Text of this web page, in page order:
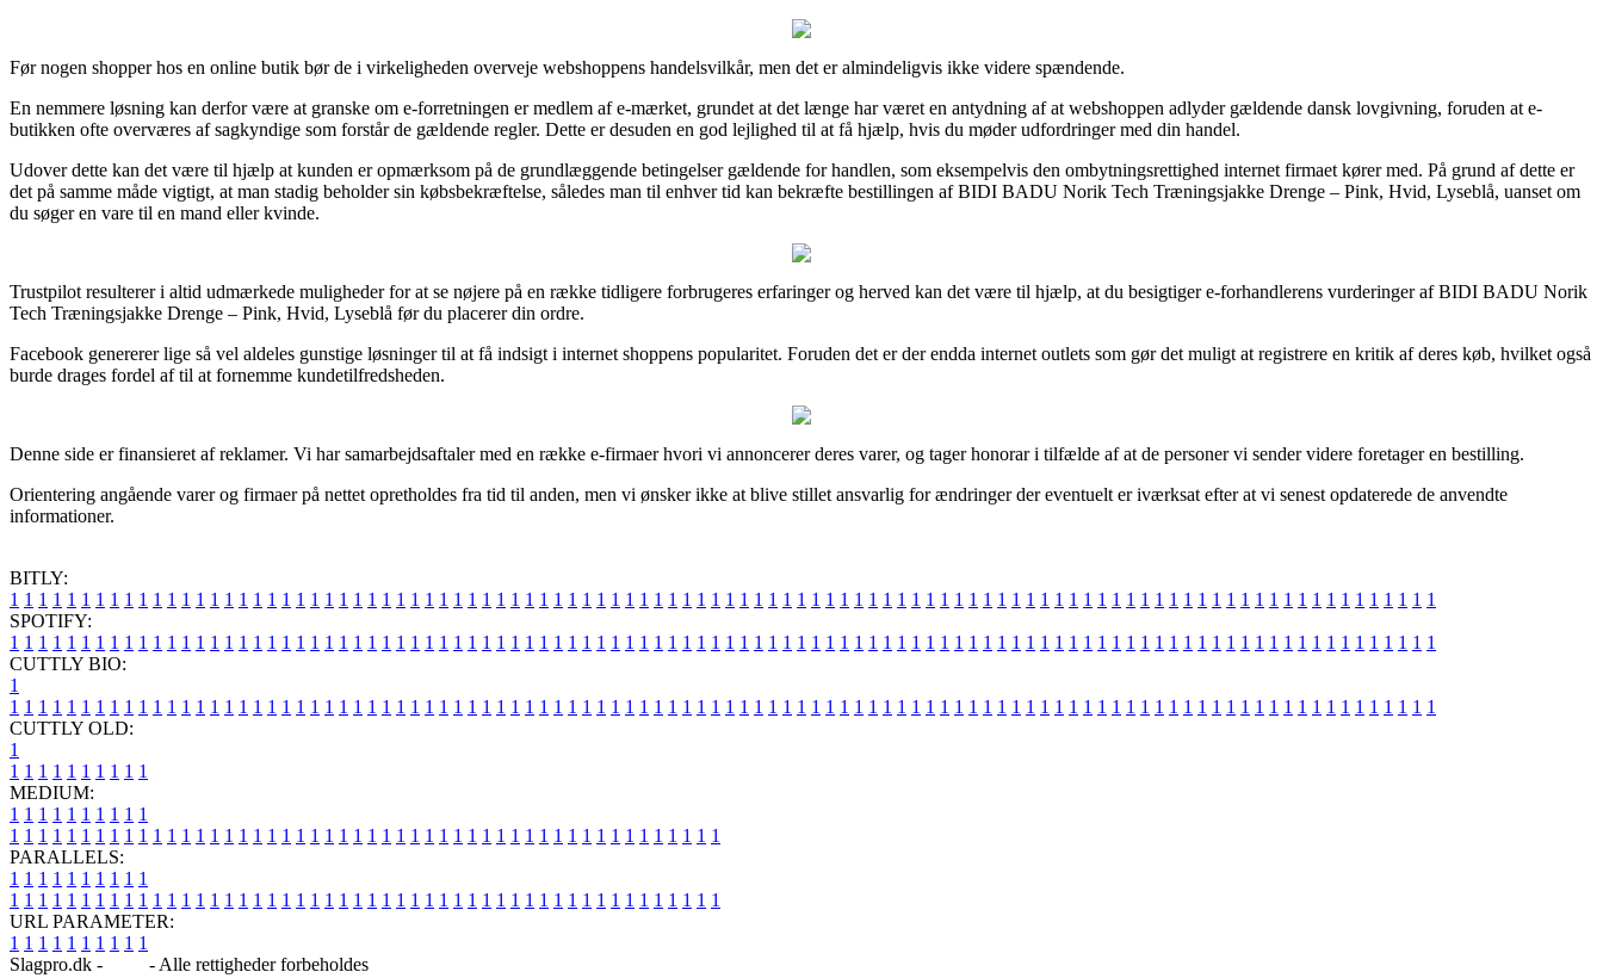
Før nogen shopper hos en online butik bør de i virkeligheden overveje webshoppens handelsvilkår, men det er almindeligvis ikke videre spændende.
En nemmere løsning kan derfor være at granske om e-forretningen er medlem af e-mærket, grundet at det længe har været en antydning af at webshoppen adlyder gældende dansk lovgivning, foruden at e-
butikken ofte overværes af sagkyndige som forstår de gældende regler. Dette er desuden en god lejlighed til at få hjælp, hvis du møder udfordringer med din handel.
Udover dette kan det være til hjælp at kunden er opmærksom på de grundlæggende betingelser gældende for handlen, som eksempelvis den ombytningsrettighed internet firmaet kører med. På grund af dette er
det på samme måde vigtigt, at man stadig beholder sin købsbekræftelse, således man til enhver tid kan bekræfte bestillingen af BIDI BADU Norik Tech Træningsjakke Drenge – Pink, Hvid, Lyseblå, uanset om
du søger en vare til en mand eller kvinde.
Trustpilot resulterer i altid udmærkede muligheder for at se nøjere på en række tidligere forbrugeres erfaringer og herved kan det være til hjælp, at du besigtiger e-forhandlerens vurderinger af BIDI BADU Norik
Tech Træningsjakke Drenge – Pink, Hvid, Lyseblå før du placerer din ordre.
Facebook genererer lige så vel aldeles gunstige løsninger til at få indsigt i internet shoppens popularitet. Foruden det er der endda internet outlets som gør det muligt at registrere en kritik af deres køb, hvilket også
burde drages fordel af til at fornemme kundetilfredsheden.
Denne side er finansieret af reklamer. Vi har samarbejdsaftaler med en række e-firmaer hvori vi annoncerer deres varer, og tager honorar i tilfælde af at de personer vi sender videre foretager en bestilling.
Orientering angående varer og firmaer på nettet opretholdes fra tid til anden, men vi ønsker ikke at blive stillet ansvarlig for ændringer der eventuelt er iværksat efter at vi senest opdaterede de anvendte
informationer.
BITLY:
1 1 1 1 1 1 1 1 1 1 1 1 1 1 1 1 1 1 1 1 1 1 1 1 1 1 1 1 1 1 1 1 1 1 1 1 1 1 1 1 1 1 1 1 1 1 1 1 1 1 1 1 1 1 1 1 1 1 1 1 1 1 1 1 1 1 1 1 1 1 1 1 1 1 1 1 1 1 1 1 1 1 1 1 1 1 1 1 1 1 1 1 1 1 1 1 1 1 1 1
SPOTIFY:
1 1 1 1 1 1 1 1 1 1 1 1 1 1 1 1 1 1 1 1 1 1 1 1 1 1 1 1 1 1 1 1 1 1 1 1 1 1 1 1 1 1 1 1 1 1 1 1 1 1 1 1 1 1 1 1 1 1 1 1 1 1 1 1 1 1 1 1 1 1 1 1 1 1 1 1 1 1 1 1 1 1 1 1 1 1 1 1 1 1 1 1 1 1 1 1 1 1 1 1
CUTTLY BIO:
1
1 1 1 1 1 1 1 1 1 1 1 1 1 1 1 1 1 1 1 1 1 1 1 1 1 1 1 1 1 1 1 1 1 1 1 1 1 1 1 1 1 1 1 1 1 1 1 1 1 1 1 1 1 1 1 1 1 1 1 1 1 1 1 1 1 1 1 1 1 1 1 1 1 1 1 1 1 1 1 1 1 1 1 1 1 1 1 1 1 1 1 1 1 1 1 1 1 1 1 1
CUTTLY OLD:
1
1 1 1 1 1 1 1 1 1 1
MEDIUM:
1 1 1 1 1 1 1 1 1 1
1 1 1 1 1 1 1 1 1 1 1 1 1 1 1 1 1 1 1 1 1 1 1 1 1 1 1 1 1 1 1 1 1 1 1 1 1 1 1 1 1 1 1 1 1 1 1 1 1 1
PARALLELS:
1 1 1 1 1 1 1 1 1 1
1 1 1 1 1 1 1 1 1 1 1 1 1 1 1 1 1 1 1 1 1 1 1 1 1 1 1 1 1 1 1 1 1 1 1 1 1 1 1 1 1 1 1 1 1 1 1 1 1 1
URL PARAMETER:
1 1 1 1 1 1 1 1 1 1
Slagpro.dk -
- Alle rettigheder forbeholdes